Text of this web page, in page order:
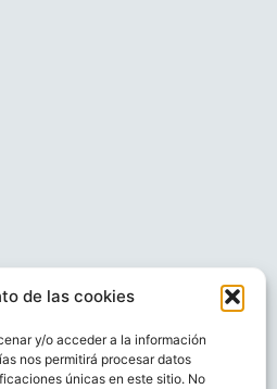
de las cookies
y/o acceder a la información
nos permitirá procesar datos
únicas en este sitio. No